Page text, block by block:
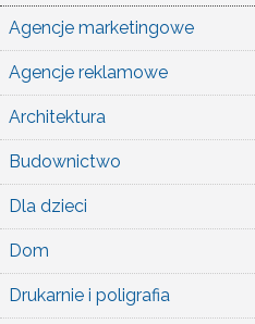
Agencje marketingowe
Agencje reklamowe
Architektura
Budownictwo
Dla dzieci
Dom
Drukarnie i poligrafia